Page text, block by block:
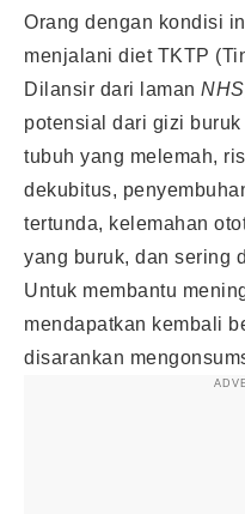
Orang dengan kondisi
menjalani diet TKTP
Dilansir dari laman
potensial dari gizi
tubuh yang melemah,
dekubitus,
tertunda, kelemahan
yang buruk, dan sering
Untuk membantu
mendapatkan kembali
disarankan